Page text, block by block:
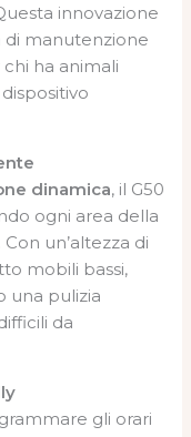
innovazione
manutenzione
ha animali
dinamica, il G50
ogni area della
un’altezza di
mobili bassi,
una pulizia
da
gli orari